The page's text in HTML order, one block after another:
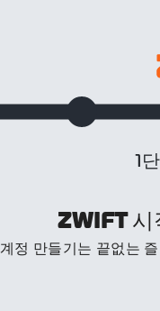
1
ZWIFT 시
계정 만들기는 끝없는